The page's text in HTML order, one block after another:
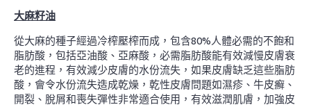
大麻籽油
從大麻的種子經過冷榨壓榨而成，包含80%人體必需的不飽和
脂肪酸，包括亞油酸、亞麻酸，必需脂肪酸能有效減慢皮膚衰
老的進程，有效減少皮膚的水份流失，如果皮膚缺乏這些脂肪
酸，會令水份流失造成乾燥，乾性皮膚問題如濕疹、牛皮癬、
開裂、脫屑和喪失彈性非常適合使用，有效滋潤肌膚，加強皮